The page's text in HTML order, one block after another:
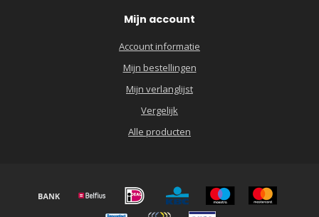
Mijn account
Account informatie
Mijn bestellingen
Mijn verlanglijst
Vergelijk
Alle producten